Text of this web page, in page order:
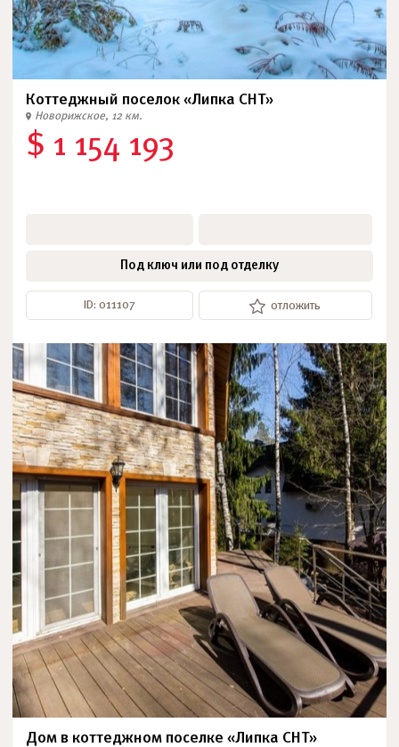
Коттеджный поселок «Липка СНТ»
Новорижское, 12 км.
$ 1 154 193
Под ключ или под отделку
ID: 011107 отложить
Дом в коттеджном поселке «Липка СНТ»